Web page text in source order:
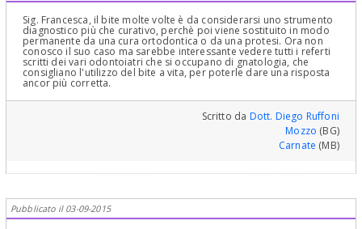
Sig. Francesca, il bite molte volte è da considerarsi uno strumento
diagnostico più che curativo, perchè poi viene sostituito in modo
permanente da una cura ortodontica o da una protesi. Ora non
conosco il suo caso ma sarebbe interessante vedere tutti i referti
scritti dei vari odontoiatri che si occupano di gnatologia, che
consigliano l'utilizzo del bite a vita, per poterle dare una risposta
ancor più corretta.
Scritto da Dott. Diego Ruffoni
Mozzo (BG)
Carnate (MB)
Pubblicato il 03-09-2015